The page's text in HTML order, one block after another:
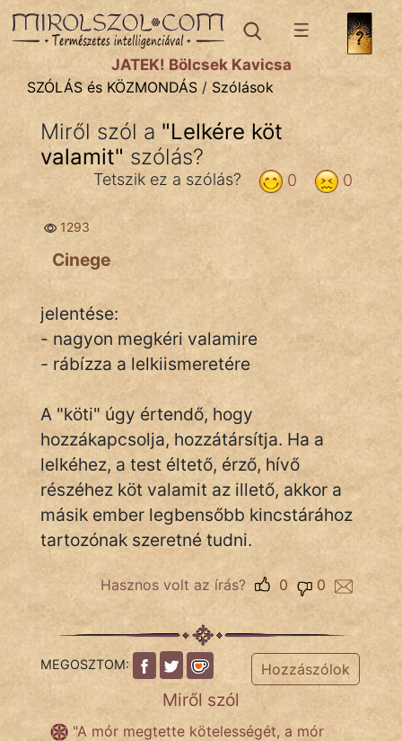
SZÓLÁS ÉS KÖZMONDÁStémák:
Bibliai
Közmondások
Szállóigék
Szóláscsoportok
Szólások
Tréfás
IRODALOM
SZÓLÁS
KÖZMONDÁS
PSZICHO
FILM
JÁTÉK! Bölcsek Kavicsa
SZÓLÁS és KÖZMONDÁS / Szólások
Miről szól a "Lelkére köt
valamit" szólás?
0
0
Tetszik ez a szólás?
1293
Cinege
jelentése:
- nagyon megkéri valamire
- rábízza a lelkiismeretére
A "köti" úgy értendő, hogy
hozzákapcsolja, hozzátársítja. Ha a
lelkéhez, a test éltető, érző, hívő
részéhez köt valamit az illető, akkor a
másik ember legbensőbb kincstárához
tartozónak szeretné tudni.
Hasznos volt az írás? 0
0
MEGOSZTOM: Hozzászólok
Miről szól
"A mór megtette kötelességét, a mór